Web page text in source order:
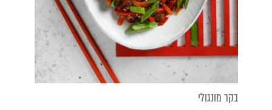
בקר מונגולי